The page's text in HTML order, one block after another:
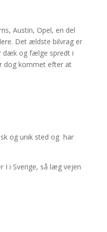
Austin, Opel, en del
Det ældste bilvrag er
dæk og fælge spredt i
dog kommet efter at
og unik sted og har
I i Sverige, så læg vejen